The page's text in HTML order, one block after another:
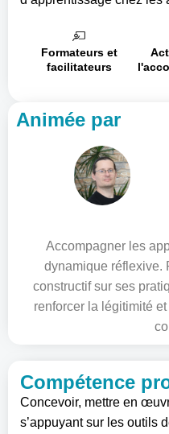
Formateurs et
facilitateurs
Animée par
Accompagner les
dynamique réflexive.
constructif sur ses
renforcer la légitimité
Compétence
Concevoir, mettre en
s’appuyant sur les outils